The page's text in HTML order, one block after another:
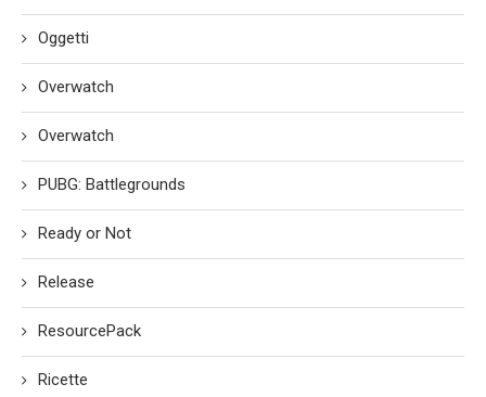
Oggetti
Overwatch
Overwatch
PUBG: Battlegrounds
Ready or Not
Release
ResourcePack
Ricette